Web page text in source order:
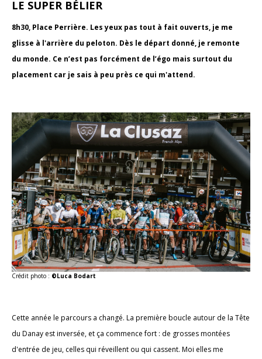
LE SUPER BÉLIER
8h30, Place Perrière. Les yeux pas tout à fait ouverts, je me
glisse à l'arrière du peloton. Dès le départ donné, je remonte
du monde. Ce n’est pas forcément de l’égo mais surtout du
placement car je sais à peu près ce qui m'attend.
Crédit photo : ©Luca Bodart
Cette année le parcours a changé. La première boucle autour de la Tête
du Danay est inversée, et ça commence fort : de grosses montées
d'entrée de jeu, celles qui réveillent ou qui cassent. Moi elles me